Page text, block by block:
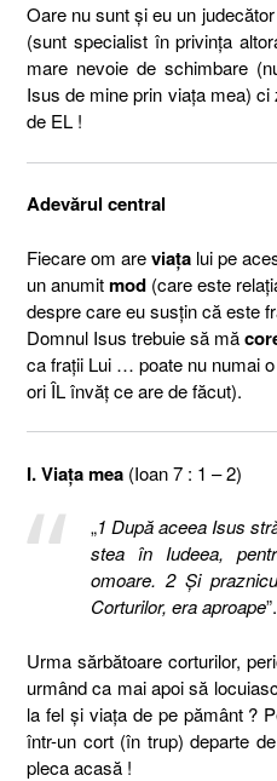
Oare nu sunt şi eu un
(sunt specialist în privinţa
mare nevoie de schimbare
Isus de mine prin viaţa mea)
de EL !
Adevărul central
Fiecare om areviaţa lui pe
un anumitmod (care este
despre care eu susţin că este
Domnul Isus trebuie să mă
ca fraţii Lui … poate nu numai
ori ÎL învăţ ce are de făcut).
I. Viaţa mea (Ioan 7 : 1 – 2)
„1 După aceea Isus
stea în Iudeea,
omoare. 2 Şi
Corturilor, era aproape
Urma sărbătoare corturilor,
urmând ca mai apoi să
la fel şi viaţa de pe pământ ?
într-un cort (în trup) departe
pleca acasă !